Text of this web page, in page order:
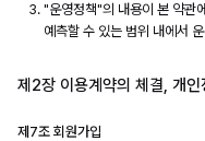
"운영정책"의 내용이 본 약관
예측할 수 있는 범위 내에서
제2장 이용계약의 체결, 개인
제7조 회원가입